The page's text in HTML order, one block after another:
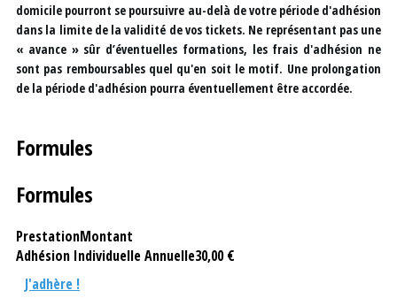
domicile pourront se poursuivre au-delà de votre période d'adhésion
dans la limite de la validité de vos tickets. Ne représentant pas une
« avance » sûr d’éventuelles formations, les frais d'adhésion ne
sont pas remboursables quel qu'en soit le motif. Une prolongation
de la période d'adhésion pourra éventuellement être accordée.
Formules
Formules
PrestationMontant
Adhésion Individuelle Annuelle30,00 €
J'adhère !